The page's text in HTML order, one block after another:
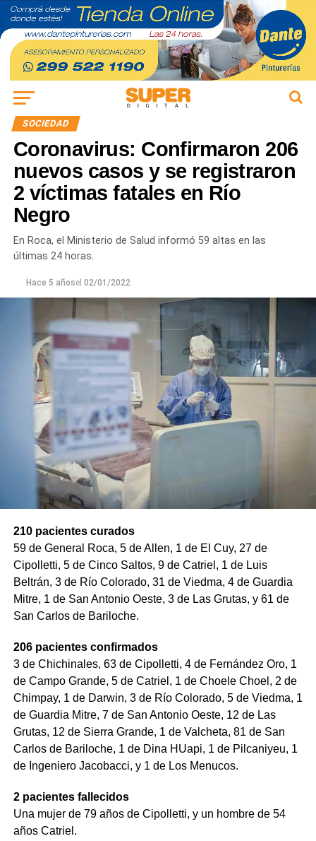
SOCIEDAD
Coronavirus: Confirmaron 206
nuevos casos y se registraron
2 víctimas fatales en Río
Negro
En Roca, el Ministerio de Salud informó 59 altas en las
últimas 24 horas.
Hace 5 añosel 02/01/2022
210 pacientes curados
59 de General Roca, 5 de Allen, 1 de El Cuy, 27 de
Cipolletti, 5 de Cinco Saltos, 9 de Catriel, 1 de Luis
Beltrán, 3 de Río Colorado, 31 de Viedma, 4 de Guardia
Mitre, 1 de San Antonio Oeste, 3 de Las Grutas, y 61 de
San Carlos de Bariloche.
206 pacientes confirmados
3 de Chichinales, 63 de Cipolletti, 4 de Fernández Oro, 1
de Campo Grande, 5 de Catriel, 1 de Choele Choel, 2 de
Chimpay, 1 de Darwin, 3 de Río Colorado, 5 de Viedma, 1
de Guardia Mitre, 7 de San Antonio Oeste, 12 de Las
Grutas, 12 de Sierra Grande, 1 de Valcheta, 81 de San
Carlos de Bariloche, 1 de Dina HUapi, 1 de Pilcaniyeu, 1
de Ingeniero Jacobacci, y 1 de Los Menucos.
2 pacientes fallecidos
Una mujer de 79 años de Cipolletti, y un hombre de 54
años Catriel.